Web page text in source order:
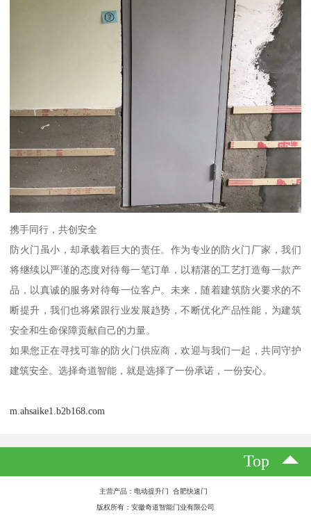
携手同行，共创安全
防火门虽小，却承载着巨大的责任。作为专业的防火门厂家，我们
将继续以严谨的态度对待每一笔订单，以精湛的工艺打造每一款产
品，以真诚的服务对待每一位客户。未来，随着建筑防火要求的不
断提升，我们也将紧跟行业发展趋势，不断优化产品性能，为建筑
安全和生命保障贡献自己的力量。
如果您正在寻找可靠的防火门供应商，欢迎与我们一起，共同守护
建筑安全。选择奇道智能，就是选择了一份承诺，一份安心。
m.ahsaike1.b2b168.com
Top
主营产品：电动提升门 合肥快速门
版权所有：安徽奇道智能门业有限公司